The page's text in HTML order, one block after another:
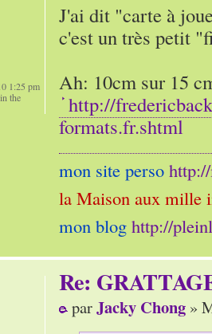
J'ai dit "carte à
c'est un très petit
Ah: 10cm sur 15
http://
formats.fr.shtml
mon site perso
la Maison aux mille
mon blog http://
1:25 pm
the
Re:
parJacky Chong »